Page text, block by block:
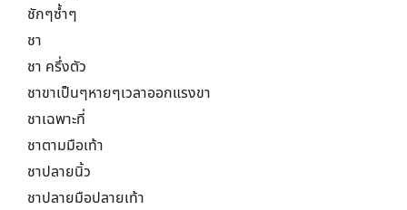
ชักๆซ้ำๆ
ชา
ชา ครึ่งตัว
ชาขาเป็นๆหายๆเวลาออกแรงขา
ชาเฉพาะที่
ชาตามมือเท้า
ชาปลายนิ้ว
ชาปลายมือปลายเท้า